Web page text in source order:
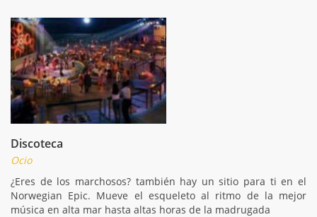
Discoteca
Ocio
¿Eres de los marchosos? también hay un sitio para ti en el
Norwegian Epic. Mueve el esqueleto al ritmo de la mejor
música en alta mar hasta altas horas de la madrugada